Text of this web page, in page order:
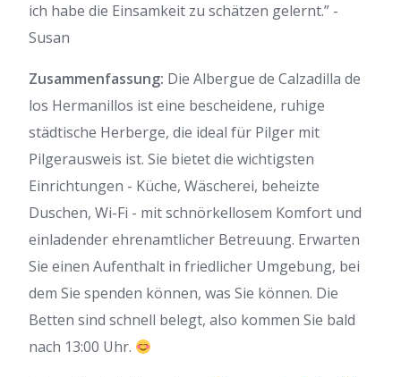
ich habe die Einsamkeit zu schätzen gelernt.” -
Susan
Zusammenfassung: Die Albergue de Calzadilla de
los Hermanillos ist eine bescheidene, ruhige
städtische Herberge, die ideal für Pilger mit
Pilgerausweis ist. Sie bietet die wichtigsten
Einrichtungen - Küche, Wäscherei, beheizte
Duschen, Wi-Fi - mit schnörkellosem Komfort und
einladender ehrenamtlicher Betreuung. Erwarten
Sie einen Aufenthalt in friedlicher Umgebung, bei
dem Sie spenden können, was Sie können. Die
Betten sind schnell belegt, also kommen Sie bald
nach 13:00 Uhr.